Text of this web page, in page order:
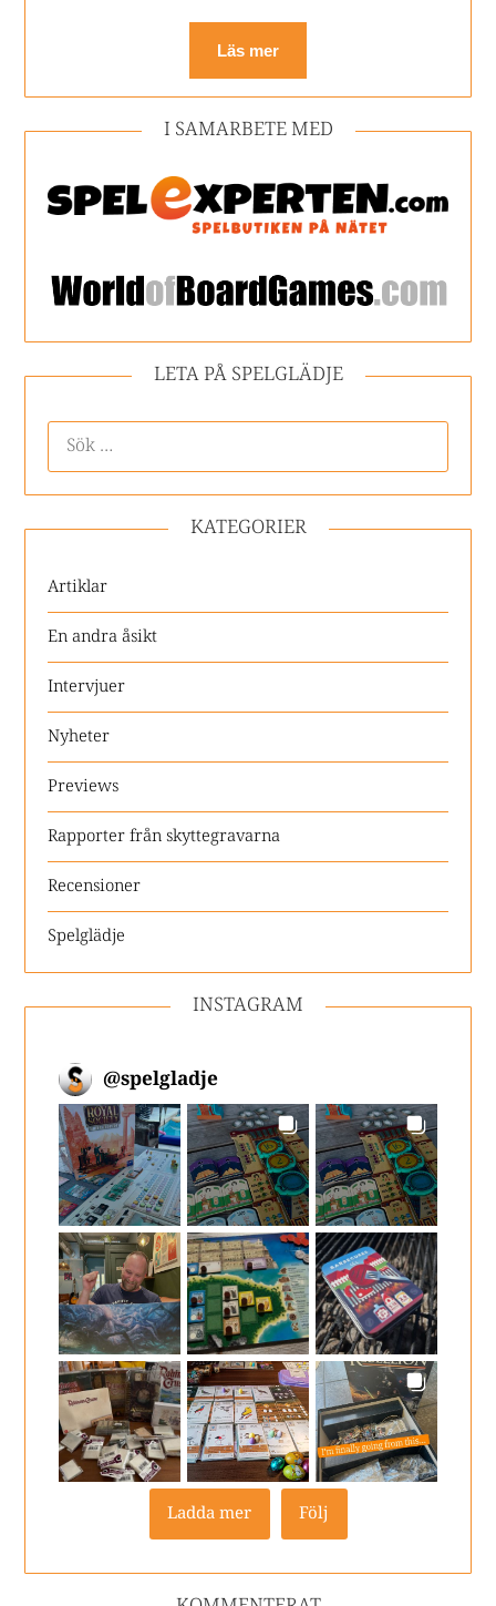
Läs mer
I SAMARBETE MED
LETA PÅ SPELGLÄDJE
KATEGORIER
Artiklar
En andra åsikt
Intervjuer
Nyheter
Previews
Rapporter från skyttegravarna
Recensioner
Spelglädje
INSTAGRAM
@spelgladje
Ladda mer Följ